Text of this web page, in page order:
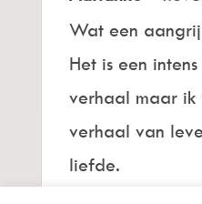
Wat een
Het is een
verhaal maar ik
verhaal van
liefde.